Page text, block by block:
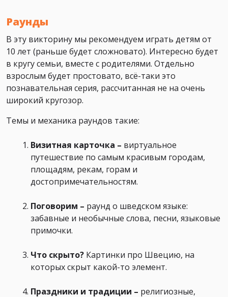
Раунды
В эту викторину мы рекомендуем играть детям от
10 лет (раньше будет сложновато). Интересно будет
в кругу семьи, вместе с родителями. Отдельно
взрослым будет простовато, всё-таки это
познавательная серия, рассчитанная не на очень
широкий кругозор.
Темы и механика раундов такие:
Визитная карточка – виртуальное
путешествие по самым красивым городам,
площадям, рекам, горам и
достопримечательностям.
Поговорим – раунд о шведском языке:
забавные и необычные слова, песни, языковые
примочки.
Что скрыто? Картинки про Швецию, на
которых скрыт какой-то элемент.
Праздники и традиции – религиозные,